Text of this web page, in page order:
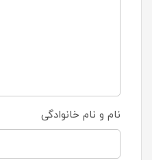
نام و نام خانوادگی